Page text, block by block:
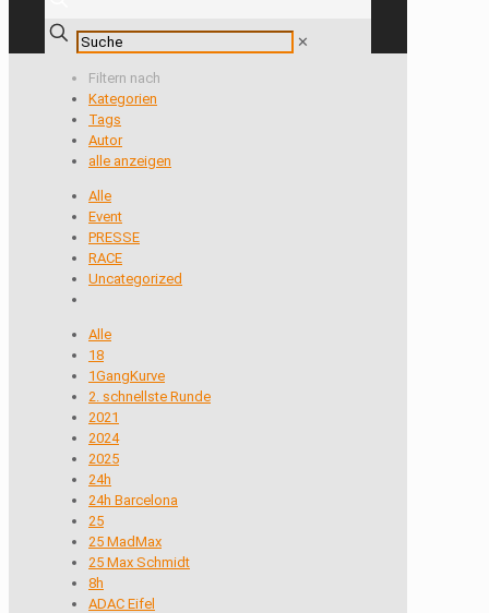
✕
Filtern nach
Kategorien
Tags
Autor
alle anzeigen
Alle
Event
PRESSE
RACE
Uncategorized
Alle
18
1GangKurve
2. schnellste Runde
2021
2024
2025
24h
24h Barcelona
25
25 MadMax
25 Max Schmidt
8h
ADAC Eifel